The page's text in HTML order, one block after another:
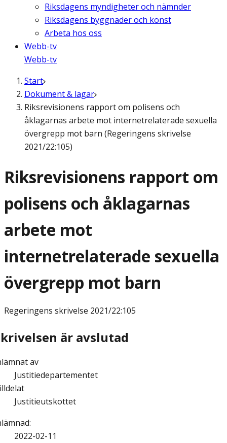
Riksdagens myndigheter och nämnder
Riksdagens byggnader och konst
Arbeta hos oss
Webb-tv
Webb-tv
Start
Dokument & lagar
Riksrevisionens rapport om polisens och
åklagarnas arbete mot internetrelaterade sexuella
övergrepp mot barn (Regeringens skrivelse
2021/22:105)
Riksrevisionens rapport om
polisens och åklagarnas
arbete mot
internetrelaterade sexuella
övergrepp mot barn
Regeringens skrivelse 2021/22:105
är avslutad
av
Justitiedepartementet
Justitieutskottet
:
2022-02-11